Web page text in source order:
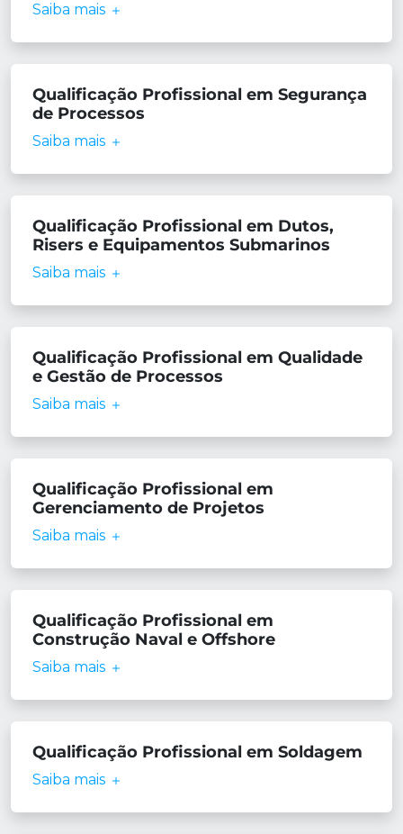
Saiba mais
Qualificação Profissional em Segurança
de Processos
Saiba mais
Qualificação Profissional em Dutos,
Risers e Equipamentos Submarinos
Saiba mais
Qualificação Profissional em Qualidade
e Gestão de Processos
Saiba mais
Qualificação Profissional em
Gerenciamento de Projetos
Saiba mais
Qualificação Profissional em
Construção Naval e Offshore
Saiba mais
Qualificação Profissional em Soldagem
Saiba mais